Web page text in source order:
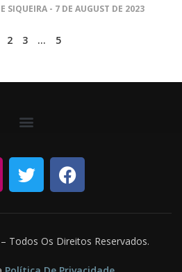
SIQUEIRA 7 DE AUGUST DE 2023
2 3 … 5
Todos Os Direitos Reservados.